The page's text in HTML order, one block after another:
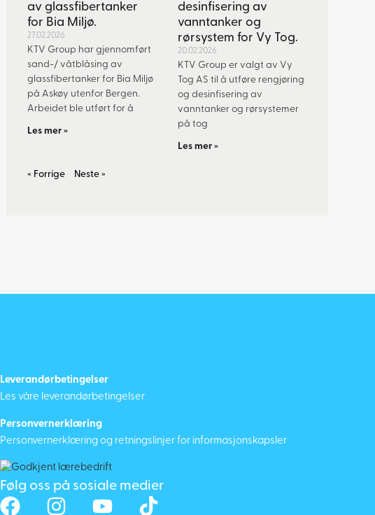
av glassfibertanker
for Bia Miljø.
27.02.2026
KTV Group har gjennomført
sand-/ våtblåsing av
glassfibertanker for Bia Miljø
på Askøy utenfor Bergen.
Arbeidet ble utført for å
Les mer »
desinfisering av
vanntanker og
rørsystem for Vy Tog.
20.02.2026
KTV Group er valgt av Vy
Tog AS til å utføre rengjøring
og desinfisering av
vanntanker og rørsystemer
på tog
Les mer »
« Forrige Neste »
Leverandørbetingelser
Les våre leverandørbetingelser
Personvernerklæring
Personvernerklæring og retningslinjer for informasjonskapsler
Følg oss på sosiale medier